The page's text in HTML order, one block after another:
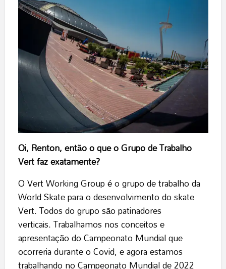
Oi, Renton, então o que o Grupo de Trabalho
Vert faz exatamente?
O Vert Working Group é o grupo de trabalho da
World Skate para o desenvolvimento do skate
Vert. Todos do grupo são patinadores
verticais. Trabalhamos nos conceitos e
apresentação do Campeonato Mundial que
ocorreria durante o Covid, e agora estamos
trabalhando no Campeonato Mundial de 2022